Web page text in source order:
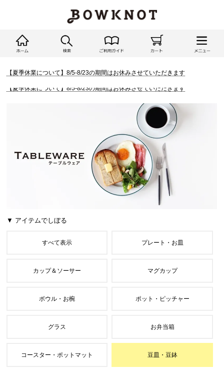
【夏季休業について】8/5-8/23の期間はお休みさせていただきます